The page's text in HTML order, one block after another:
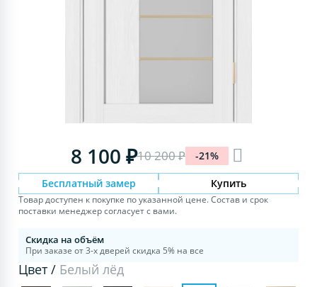
8 100 ₽10 200 ₽ -21%
Бесплатный замер Купить
Товар доступен к покупке по указанной цене. Состав и срок
поставки менеджер согласует с вами.
Скидка на объём
При заказе от 3-х дверей скидка 5% на все
Цвет / Белый лёд